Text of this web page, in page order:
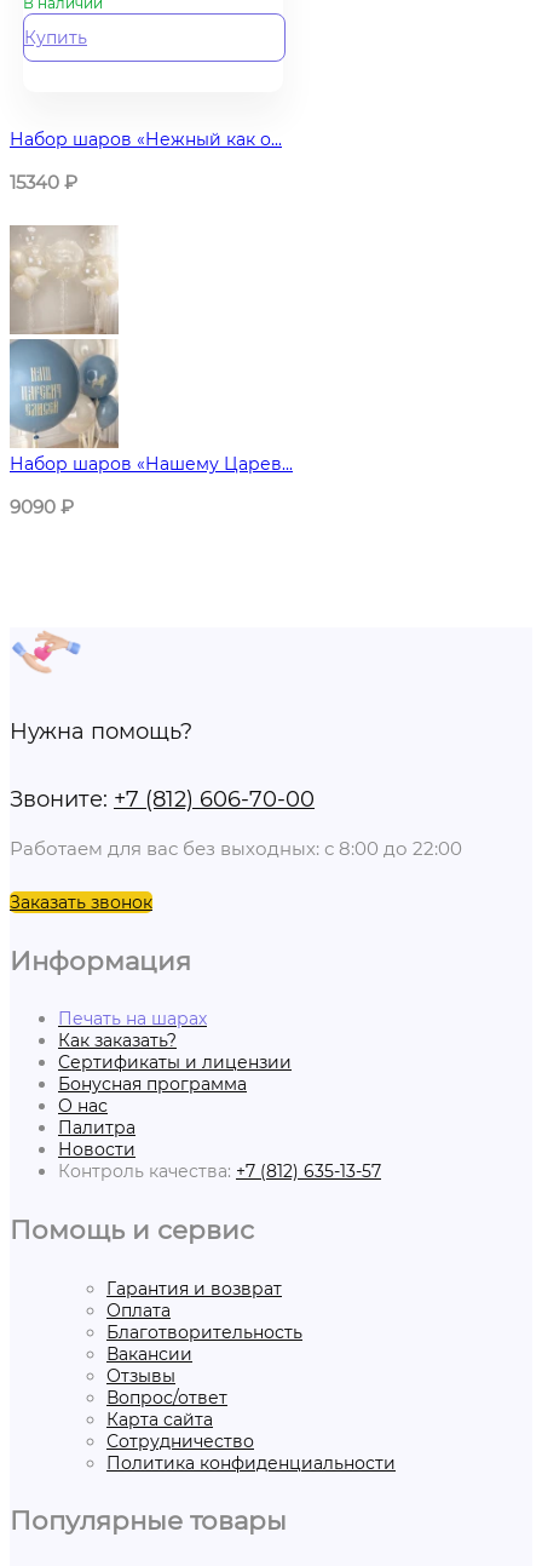
Купить
Набор шаров «Нежный как о...
15340 ₽
Набор шаров «Нашему Царев...
9090 ₽
Нужна помощь?
Звоните: +7 (812) 606-70-00
Работаем для вас без выходных: с 8:00 до 22:00
Заказать звонок
Информация
Печать на шарах
Как заказать?
Сертификаты и лицензии
Бонусная программа
О нас
Палитра
Новости
Контроль качества: +7 (812) 635-13-57
Помощь и сервис
Гарантия и возврат
Оплата
Благотворительность
Вакансии
Отзывы
Вопрос/ответ
Карта сайта
Сотрудничество
Политика конфиденциальности
Популярные товары